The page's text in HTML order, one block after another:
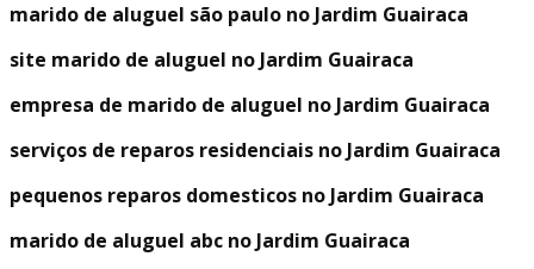
marido de aluguel são paulo no Jardim Guairaca
site marido de aluguel no Jardim Guairaca
empresa de marido de aluguel no Jardim Guairaca
serviços de reparos residenciais no Jardim Guairaca
pequenos reparos domesticos no Jardim Guairaca
marido de aluguel abc no Jardim Guairaca